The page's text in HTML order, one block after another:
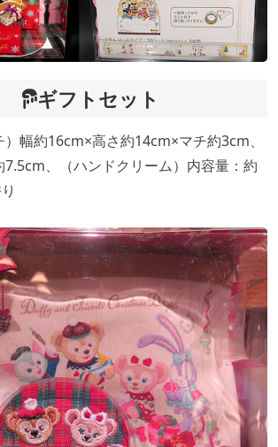
ギフトセット
幅約16cm×高さ約14cm×マチ約3cm、
7.5cm、（ハンドクリーム）内容量：約